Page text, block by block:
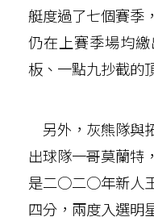
艇度過了七個賽季
仍在上賽季場均
板、一點九抄截的
另外，灰熊隊與
出球隊一哥莫蘭特
是二○二○年新人
四分，兩度入選明